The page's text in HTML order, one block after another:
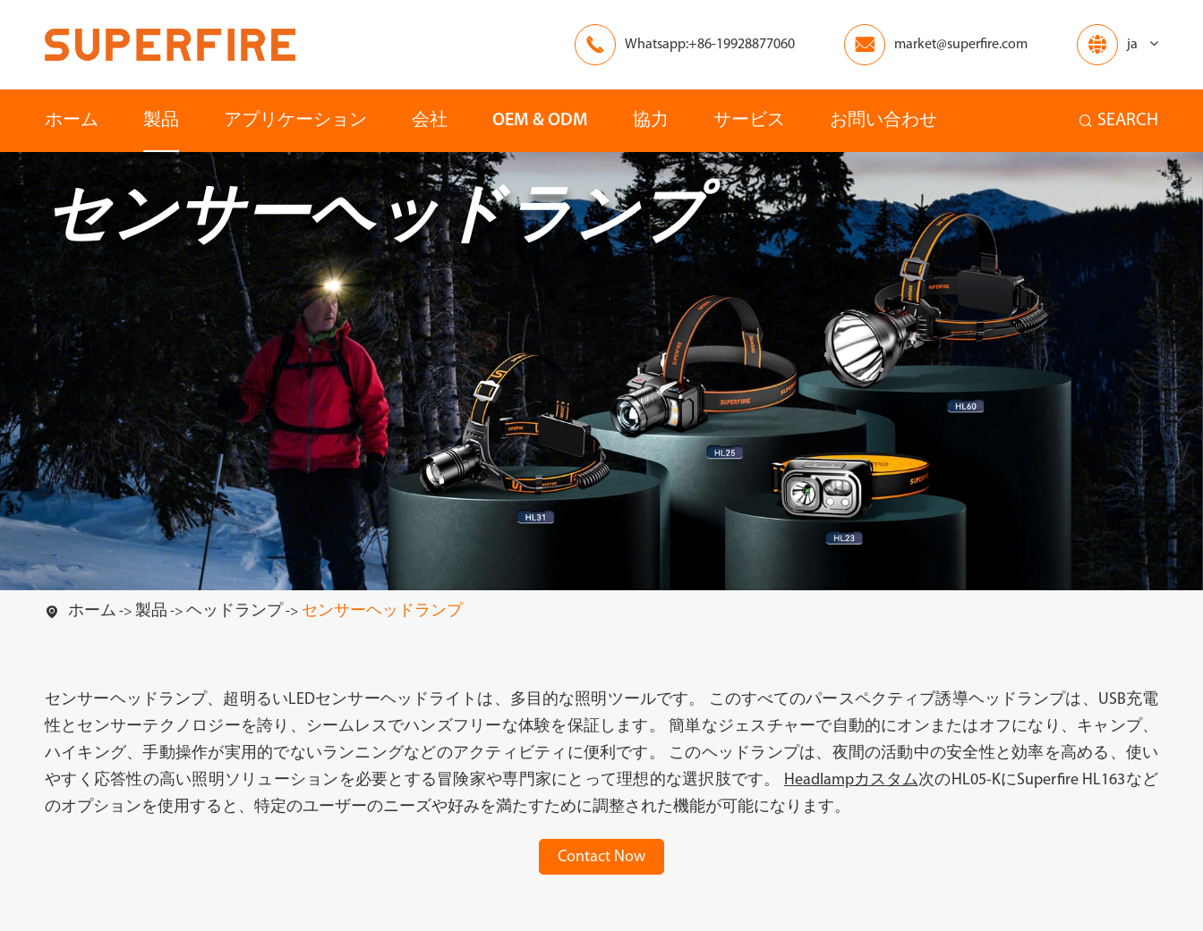
 Whatsapp:+86-19928877060  market@superfire.com  ja
ホーム 製品
懐中電灯 ハイエンド懐中電灯 ヘッドランプ サーチライト 自転車ライト
キャンプ用ライト ワークライト プロのライト ソーラー街路灯 アクセサリー
アプリケーション
アウトドア 産業 レスキュー 検索 ホーム その他
会社 OEM & ODM 協力 サービス お問い合わせ
北米 南アメリカ ヨーロッパ アジア アフリカ オセアニア
 SEARCH
センサーヘッドランプ
 ホーム 製品 ヘッドランプ センサーヘッドランプ
センサーヘッドランプ、超明るいLEDセンサーヘッドライトは、多目的な照明ツールです。 このすべてのパースペクティブ誘導ヘッドランプは、USB充電
性とセンサーテクノロジーを誇り、シームレスでハンズフリーな体験を保証します。 簡単なジェスチャーで自動的にオンまたはオフになり、キャンプ、
ハイキング、手動操作が実用的でないランニングなどのアクティビティに便利です。 このヘッドランプは、夜間の活動中の安全性と効率を高める、使い
やすく応答性の高い照明ソリューションを必要とする冒険家や専門家にとって理想的な選択肢です。 Headlampカスタム次のHL05-KにSuperfire HL163など
のオプションを使用すると、特定のユーザーのニーズや好みを満たすために調整された機能が可能になります。
Contact Now